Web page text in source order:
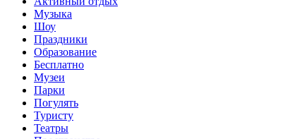
Музыка
Шоу
Праздники
Образование
Бесплатно
Музеи
Парки
Погулять
Туристу
Театры